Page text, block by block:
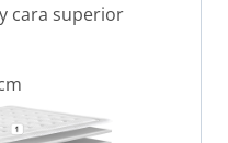
cara superior